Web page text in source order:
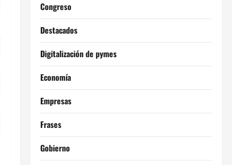
Congreso
Destacados
Digitalización de pymes
Economía
Empresas
Frases
Gobierno